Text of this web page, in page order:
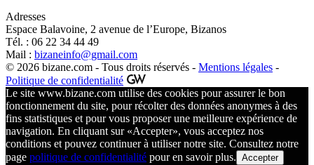
Adresses
Espace Balavoine, 2 avenue de l’Europe, Bizanos
Tél. : 06 22 34 44 49
Mail : bizaneinfo@gmail.com
© 2026 bizane.com - Tous droits réservés - Mentions légales -
Politique de confidentialité
Le site www.bizane.com utilise des cookies pour assurer le bon
fonctionnement du site, pour récolter des données anonymes à des
fins statistiques et pour vous proposer une meilleure expérience de
navigation. En cliquant sur «Accepter», vous acceptez nos
conditions et pouvez continuer à utiliser notre site. Consultez notre
page politique de confidentialité pour en savoir plus. Accepter